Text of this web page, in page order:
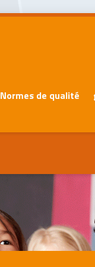
Normes de qualité